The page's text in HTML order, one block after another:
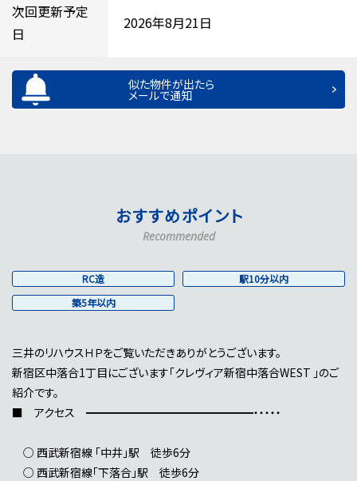
次回更新予定
日
2026年8月21日
似た物件が出たら
メールで通知
おすすめポイント
Recommended
RC造
駅10分以内
築5年以内
三井のリハウスＨＰをご覧いただきありがとうございます。
新宿区中落合1丁目にございます「クレヴィア新宿中落合WEST 」のご
紹介です。
■ アクセス ━━━━━━━━━━━━━━━・・・・・
○ 西武新宿線 「中井」駅 徒歩6分
○ 西武新宿線「下落合」駅 徒歩6分